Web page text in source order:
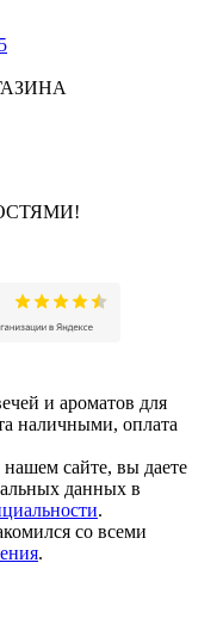
и ароматов для
наличными, оплата
сайте, вы даете
данных в
.
со всеми
.